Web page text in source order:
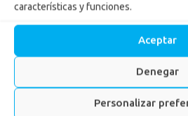
características y funciones.
Aceptar
Denegar
Personalizar
Aumenta
monetaria
familiar de
2025